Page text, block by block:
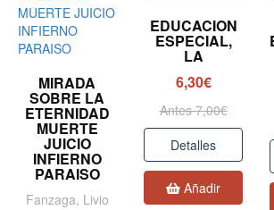
MIRADA
SOBRE LA
ETERNIDAD
MUERTE
JUICIO
INFIERNO
PARAISO
Fanzaga, Livio
EDUCACION
ESPECIAL,
LA
6,30€
Antes 7,00€
Detalles
Añadir